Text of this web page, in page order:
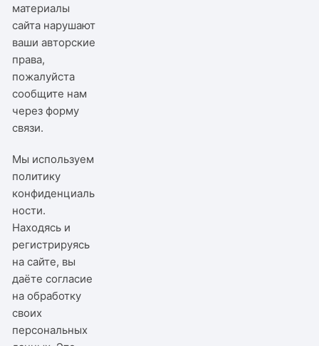
материалы
сайта нарушают
ваши авторские
права,
пожалуйста
сообщите нам
черезформу
связи.
Мы используем
политику
конфиденциаль
ности.
Находясь и
регистрируясь
на сайте, вы
даёте согласие
на обработку
своих
персональных